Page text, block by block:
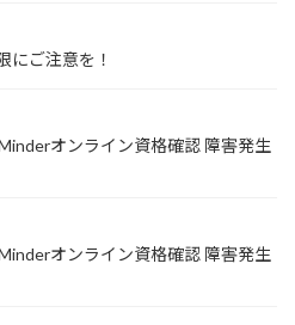
にご注意を！
オンライン資格確認 障害発生
オンライン資格確認 障害発生